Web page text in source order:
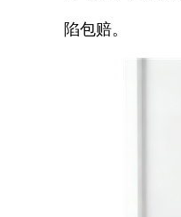
陷包赔。